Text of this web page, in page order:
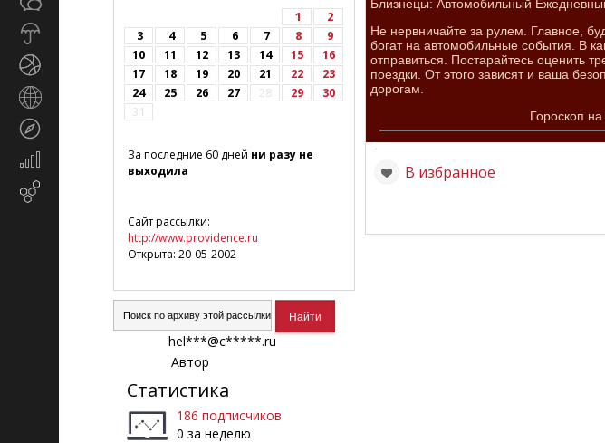
Экономика
1
2
3
4 5 6 7 8
9
10
11 12 13 14 15
16
17
18 19 20 21 22
23
24
25 26 27 28 29
30
31
За последние 60 дней ни разу не
выходила
Сайт рассылки:
http://www.providence.ru
Открыта: 20-05-2002
Автор
hel***@c*****.ru
Статистика
186 подписчиков
0 за неделю
Близнецы: Автомобильный
Не нервничайте за рулем. Главное,
богат на автомобильные события. В
отправиться. Постарайтесь оценить
поездки. От этого зависят и ваша
дорогам.
Гороскоп на
В избранное